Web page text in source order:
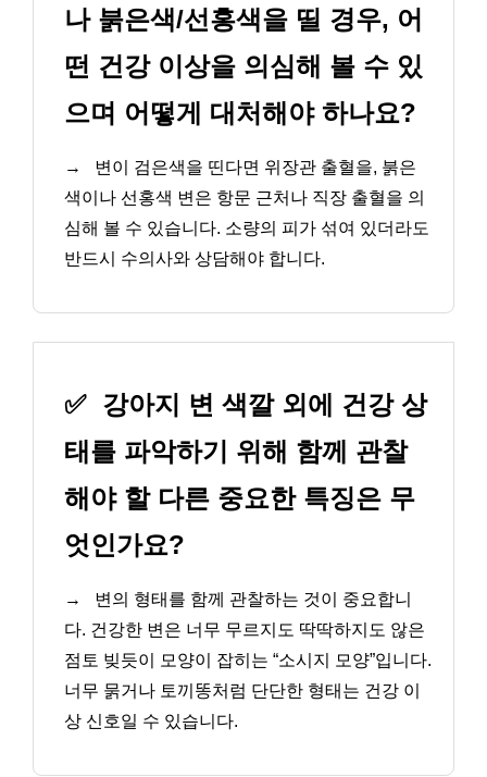
나 붉은색/선홍색을 띨 경우, 어
떤 건강 이상을 의심해 볼 수 있
으며 어떻게 대처해야 하나요?
→
변이 검은색을 띤다면 위장관 출혈을, 붉은
색이나 선홍색 변은 항문 근처나 직장 출혈을 의
심해 볼 수 있습니다. 소량의 피가 섞여 있더라도
반드시 수의사와 상담해야 합니다.
✅ 강아지 변 색깔 외에 건강 상
태를 파악하기 위해 함께 관찰
해야 할 다른 중요한 특징은 무
엇인가요?
→
변의 형태를 함께 관찰하는 것이 중요합니
다. 건강한 변은 너무 무르지도 딱딱하지도 않은
점토 빚듯이 모양이 잡히는 “소시지 모양”입니다.
너무 묽거나 토끼똥처럼 단단한 형태는 건강 이
상 신호일 수 있습니다.